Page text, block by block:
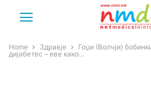
Home Здравје
Гоџи (Волчји)
дијабетес – еве како...